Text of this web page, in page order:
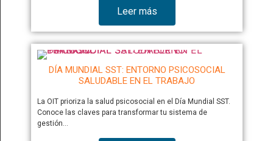
Leer más
DÍA MUNDIAL SST: ENTORNO PSICOSOCIAL
SALUDABLE EN EL TRABAJO
La OIT prioriza la salud psicosocial en el Día Mundial SST.
Conoce las claves para transformar tu sistema de
gestión…